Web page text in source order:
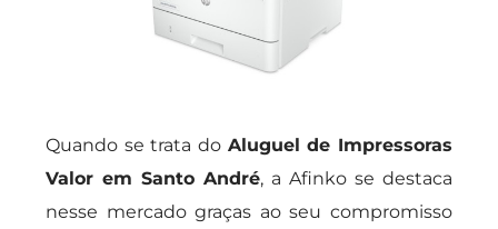
Quando se trata do Aluguel de Impressoras
Valor em Santo André, a Afinko se destaca
nesse mercado graças ao seu compromisso